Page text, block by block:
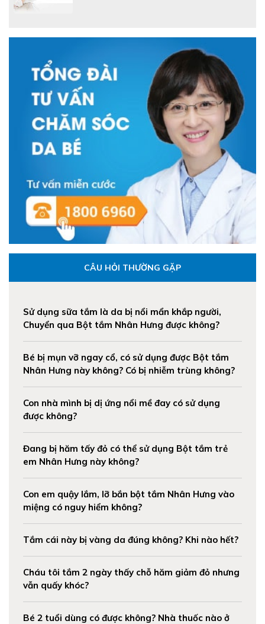
CÂU HỎI THƯỜNG GẶP
Sử dụng sữa tắm là da bị nổi mẩn khắp người,
Chuyển qua Bột tắm Nhân Hưng được không?
Bé bị mụn vỡ ngay cổ, có sử dụng được Bột tắm
Nhân Hưng này không? Có bị nhiễm trùng không?
Con nhà mình bị dị ứng nổi mề đay có sử dụng
được không?
Đang bị hăm tấy đỏ có thể sử dụng Bột tắm trẻ
em Nhân Hưng này không?
Con em quậy lắm, lỡ bắn bột tắm Nhân Hưng vào
miệng có nguy hiểm không?
Tắm cái này bị vàng da đúng không? Khi nào hết?
Cháu tôi tắm 2 ngày thấy chỗ hăm giảm đỏ nhưng
vẫn quấy khóc?
Bé 2 tuổi dùng có được không? Nhà thuốc nào ở